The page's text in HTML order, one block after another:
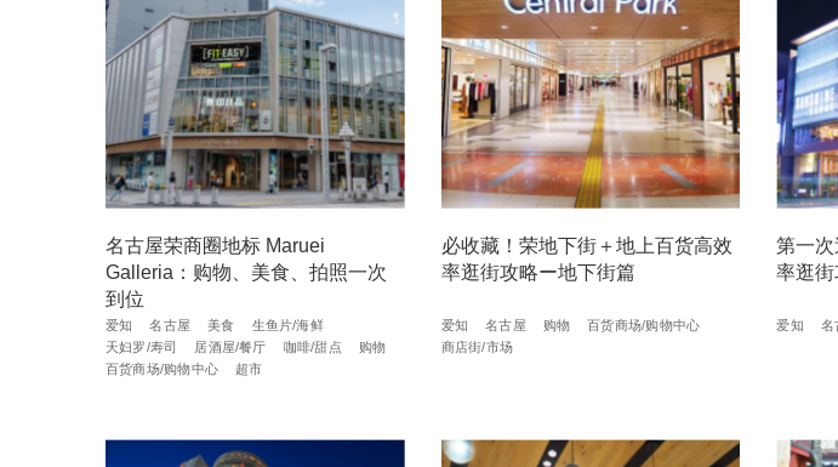
名古屋荣商圈地标 Maruei
Galleria：购物、美食、拍照一次
到位
爱知 名古屋 美食
生鱼片/海鲜
天妇罗/寿司
居酒屋/餐厅 咖啡/甜点
购物
百货商场/购物中心
超市
必收藏！荣地下街＋地上百货高效
率逛街攻略ー地下街篇
爱知 名古屋 购物
百货商场/购物中心
商店街/市场
第一
率逛
爱知 名